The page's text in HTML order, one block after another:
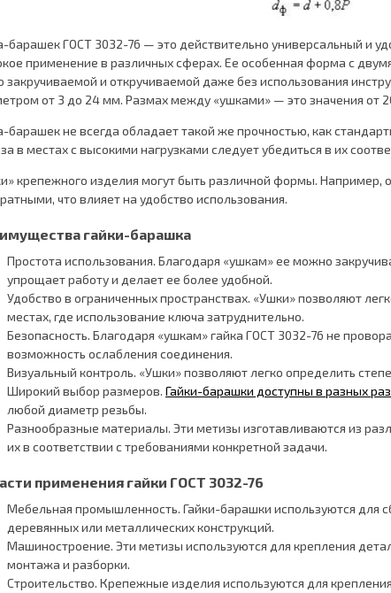
барашек ГОСТ 3032-76 — это действительно универсальный и
применение в различных сферах. Ее особенная форма с
закручиваемой и откручиваемой даже без использования
от 3 до 24 мм. Размах между «ушками» — это значения от
барашек не всегда обладает такой же прочностью, как
в местах с высокими нагрузками следует убедиться в их
крепежного изделия могут быть различной формы. Например,
что влияет на удобство использования.
гайки-барашка
Простота использования. Благодаря «ушкам» ее можно
упрощает работу и делает ее более удобной.
Удобство в ограниченных пространствах. «Ушки» позволяют
местах, где использование ключа затруднительно.
Безопасность. Благодаря «ушкам» гайка ГОСТ 3032-76 не
возможность ослабления соединения.
Визуальный контроль. «Ушки» позволяют легко определить
Широкий выбор размеров. Гайки-барашки доступны в разных
любой диаметр резьбы.
Разнообразные материалы. Эти метизы изготавливаются из
их в соответствии с требованиями конкретной задачи.
применения гайки ГОСТ 3032-76
Мебельная промышленность. Гайки-барашки используются для
деревянных или металлических конструкций.
Машиностроение. Эти метизы используются для крепления
монтажа и разборки.
Строительство. Крепежные изделия используются для